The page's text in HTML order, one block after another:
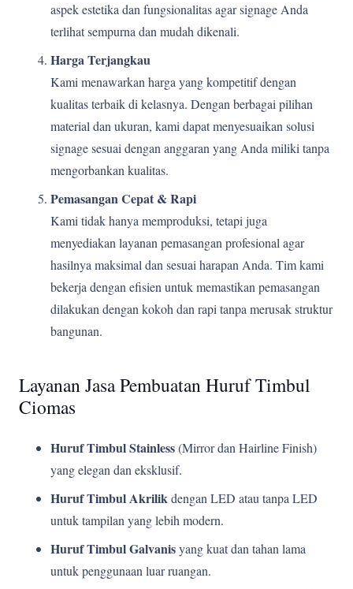
aspek estetika dan fungsionalitas agar signage Anda
terlihat sempurna dan mudah dikenali.
Harga Terjangkau
Kami menawarkan harga yang kompetitif dengan
kualitas terbaik di kelasnya. Dengan berbagai pilihan
material dan ukuran, kami dapat menyesuaikan solusi
signage sesuai dengan anggaran yang Anda miliki tanpa
mengorbankan kualitas.
Pemasangan Cepat & Rapi
Kami tidak hanya memproduksi, tetapi juga
menyediakan layanan pemasangan profesional agar
hasilnya maksimal dan sesuai harapan Anda. Tim kami
bekerja dengan efisien untuk memastikan pemasangan
dilakukan dengan kokoh dan rapi tanpa merusak struktur
bangunan.
Layanan Jasa Pembuatan Huruf Timbul
Ciomas
Huruf Timbul Stainless(Mirror dan Hairline Finish)
yang elegan dan eksklusif.
Huruf Timbul Akrilikdengan LED atau tanpa LED
untuk tampilan yang lebih modern.
Huruf Timbul Galvanisyang kuat dan tahan lama
untuk penggunaan luar ruangan.